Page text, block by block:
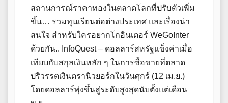
สถานการณ์ราคาทองในตลาดโลกที่ปรับตัวเพิ่ม
ขึ้น… รวมทุนเรียนต่อต่างประเทศ และเรื่องน่า
สนใจ สำหรับใครอยากโกอินเตอร์ WeGoInter
ด้วยกัน.. InfoQuest – ดอลลาร์สหรัฐแข็งค่าเมื่อ
เทียบกับสกุลเงินหลัก ๆ ในการซื้อขายที่ตลาด
ปริวรรตเงินตรานิวยอร์กในวันศุกร์ (12 เม.ย.)
โดยดอลลาร์พุ่งขึ้นสู่ระดับสูงสุดนับตั้งแต่เดือน